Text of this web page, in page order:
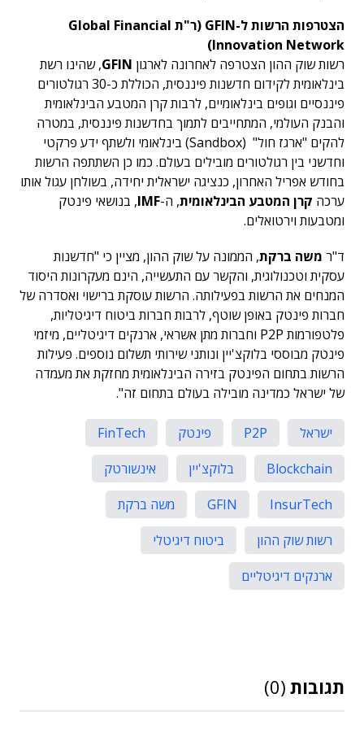
הצטרפות הרשות ל-GFIN (ר"ת Global Financial
Innovation Network)
רשות שוק ההון הצטרפה לאחרונה לארגון GFIN, שהינו רשת
בינלאומית לקידום חדשנות פיננסית, הכוללת כ-30 רגולטורים
פיננסיים וגופים בינלאומיים, לרבות קרן המטבע הבינלאומית
והבנק העולמי, המתחייבים לתמוך בחדשנות פיננסית, במטרה
להקים "ארגז חול" (Sandbox) בינלאומי ולשתף ידע פרקטי
וחדשני בין רגולטורים מובילים בעולם. כמו כן השתתפה הרשות
בחודש אפריל האחרון, כנציגה ישראלית יחידה, בשולחן עגול אותו
ערכה קרן המטבע הבינלאומית, ה-IMF, בנושאי פינטק
ומטבעות וירטואלים.
ד"ר משה ברקת, הממונה על שוק ההון, מציין כי "חדשנות
עסקית וטכנולוגית, והקשר עם התעשייה, הינם מעקרונות היסוד
המנחים את הרשות בפעילותה. הרשות עוסקת ברישוי ואסדרה של
חברות פינטק באופן שוטף, לרבות חברות ביטוח דיגיטליות,
פלטפורמות P2P וחברות מתן אשראי, ארנקים דיגיטליים, מיזמי
פינטק מבוססי בלוקצ'יין ונותני שירותי תשלום נוספים. פעילות
הרשות בתחום הפינטק בזירה הבינלאומית מחזקת את מעמדה
של ישראל כמדינה מובילה בעולם בתחום זה".
ישראל P2P פינטק
FinTech
Blockchain
בלוקצ'יין
אינשורטק
InsurTech
GFIN
משה ברקת
רשות שוק ההון
ביטוח דיגיטלי
ארנקים דיגיטליים
תגובות (0)